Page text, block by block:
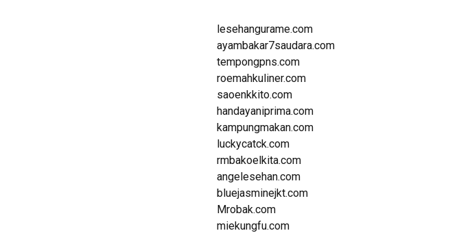
lesehangurame.com
ayambakar7saudara.com
tempongpns.com
roemahkuliner.com
saoenkkito.com
handayaniprima.com
kampungmakan.com
luckycatck.com
rmbakoelkita.com
angelesehan.com
bluejasminejkt.com
Mrobak.com
miekungfu.com